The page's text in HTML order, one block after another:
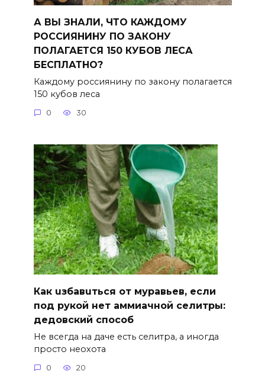
А ВЫ ЗНАЛИ, ЧТО КАЖДОМУ
РОССИЯНИНУ ПО ЗАКОНУ
ПОЛАГАЕТСЯ 150 КУБОВ ЛЕСА
БЕСПЛАТНО?
Каждому россиянину по закону полагается
150 кубов леса
0 30
Как uзбавuться от муравьев, если
под рукой нет аммиачной селитры:
дедовский способ
Не всегда на даче есть селитра, а иногда
просто неохота
0 20